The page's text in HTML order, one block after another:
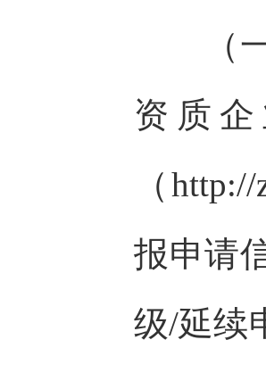
（一
资质
（
报申请
级/延续